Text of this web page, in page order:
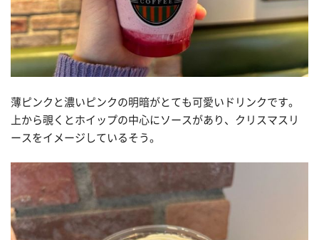
薄ピンクと濃いピンクの明暗がとても可愛いドリンクです。
上から覗くとホイップの中心にソースがあり、クリスマスリ
ースをイメージしているそう。